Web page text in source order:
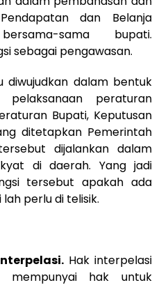
dan Belanja
sama bupati.
sebagai pengawasan.
diwujudkan dalam bentuk
pelaksanaan peraturan
Bupati, Keputusan
ditetapkan Pemerintah
dijalankan dalam
di daerah. Yang jadi
tersebut apakah ada
perlu di telisik.
Hak interpelasi
mempunyai hak untuk